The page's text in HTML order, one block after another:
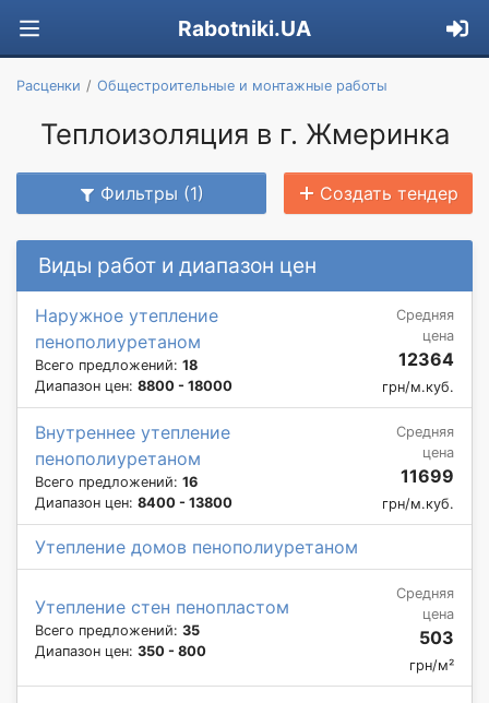
Rabotniki.UA
Расценки Общестроительные и монтажные работы
Теплоизоляция в г. Жмеринка
Фильтры (1) Создать тендер
Виды работ и диапазон цен
Наружное утепление
пенополиуретаном
Всего предложений: 18
Диапазон цен: 8800 - 18000
Средняя
цена
12364
грн/м.куб.
Внутреннее утепление
пенополиуретаном
Всего предложений: 16
Диапазон цен: 8400 - 13800
Средняя
цена
11699
грн/м.куб.
Утепление домов пенополиуретаном
Утепление стен пенопластом
Всего предложений: 35
Диапазон цен: 350 - 800
Средняя
цена
503
грн/м²